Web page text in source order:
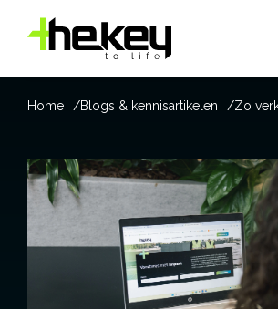
Home Blogs & kennisartikelen